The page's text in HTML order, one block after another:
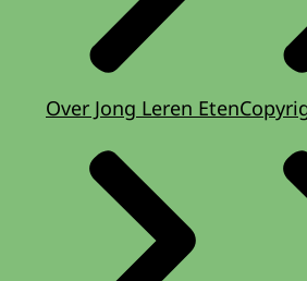
Over Jong Leren Eten